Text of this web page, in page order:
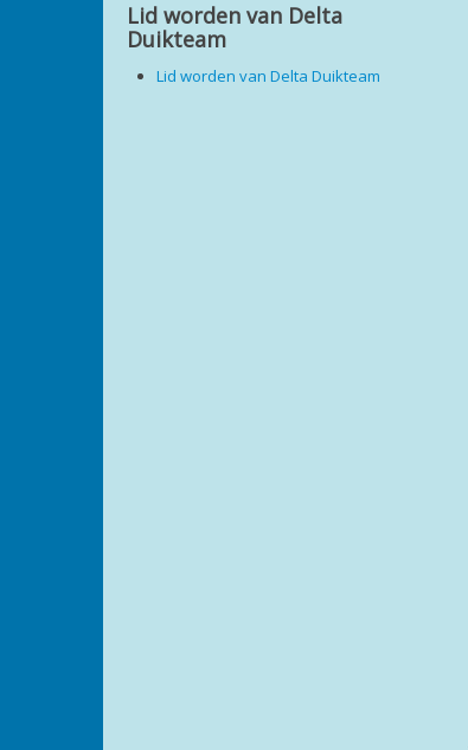
Lid worden van Delta
Duikteam
Lid worden van Delta Duikteam